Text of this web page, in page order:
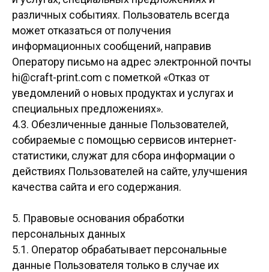
различных событиях. Пользователь всегда
может отказаться от получения
информационных сообщений, направив
Оператору письмо на адрес электронной почты
hi@craft-print.com с пометкой «Отказ от
уведомлений о новых продуктах и услугах и
специальных предложениях».
4.3. Обезличенные данные Пользователей,
собираемые с помощью сервисов интернет-
статистики, служат для сбора информации о
действиях Пользователей на сайте, улучшения
качества сайта и его содержания.
5. Правовые основания обработки
персональных данных
5.1. Оператор обрабатывает персональные
данные Пользователя только в случае их